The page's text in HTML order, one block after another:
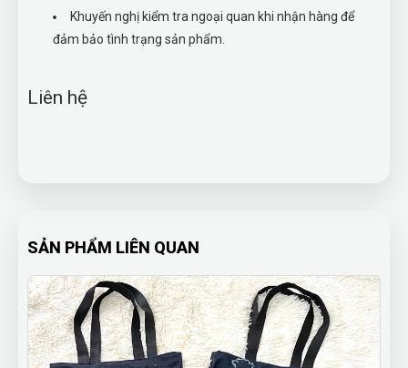
Khuyến nghị kiểm tra ngoại quan khi nhận hàng để
đảm bảo tình trạng sản phẩm.
Liên hệ
SẢN PHẨM LIÊN QUAN